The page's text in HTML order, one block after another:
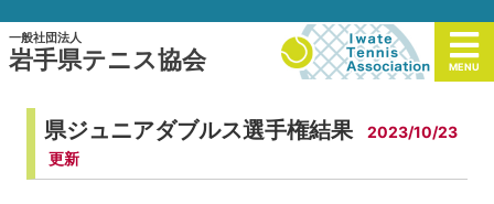
一般社団法人
岩手県テニス協会 MENU
県ジュニアダブルス選手権結果 2023/10/23